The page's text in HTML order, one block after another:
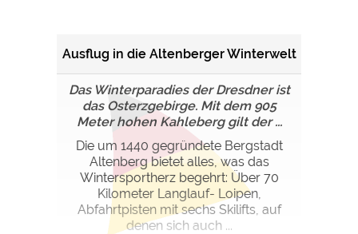
Ausflug in die Altenberger Winterwelt
Das Winterparadies der Dresdner ist
das Osterzgebirge. Mit dem 905
Meter hohen Kahleberg gilt der ...
Die um 1440 gegründete Bergstadt
Altenberg bietet alles, was das
Wintersportherz begehrt: Über 70
Kilometer Langlauf- Loipen,
Abfahrtpisten mit sechs Skilifts, auf
denen sich auch ...